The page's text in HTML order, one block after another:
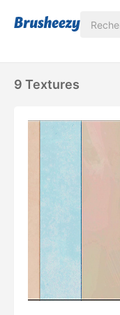
9 Textures